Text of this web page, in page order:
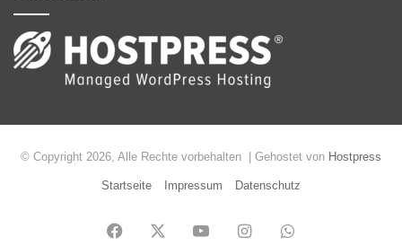
© Copyright 2026, Alle Rechte vorbehalten | Gehostet von Hostpress
Startseite Impressum Datenschutz
Facebook YouTubeInstagramWhatsApp